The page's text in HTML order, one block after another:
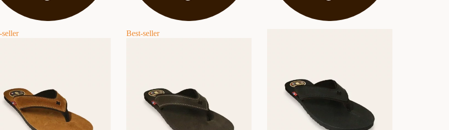
seller Best-seller